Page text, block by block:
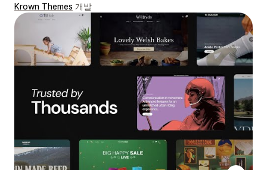
Krown Themes 개발